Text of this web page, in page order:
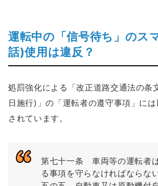
運転中の「信号待ち」のス
話)使用は違反？
処罰強化による「改正道路交通法の条
日施行)」の「運転者の遵守事項」に
されています。
第七十一条 車両等の運転者
る事項を守らなければならない